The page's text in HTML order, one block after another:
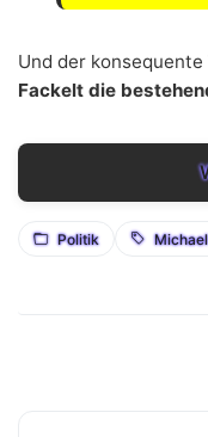
Und der
Fackelt die
Politik